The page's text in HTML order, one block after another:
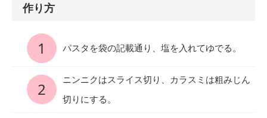
作り方
1 パスタを袋の記載通り、塩を入れてゆでる。
2
ニンニクはスライス切り、カラスミは粗みじん
切りにする。